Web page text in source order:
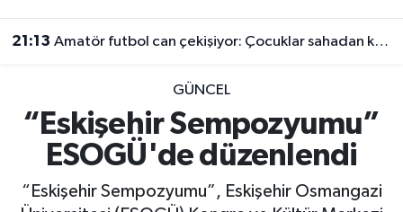
21:13 Amatör futbol can çekişiyor: Çocuklar sahadan koparılıyor
GÜNCEL
“Eskişehir Sempozyumu”
ESOGÜ'de düzenlendi
“Eskişehir Sempozyumu”, Eskişehir Osmangazi
Spor
Eğitim
TFF 3.Lig 4.Grup Puan Durumu ve Fikstür
Tüm Manşetler